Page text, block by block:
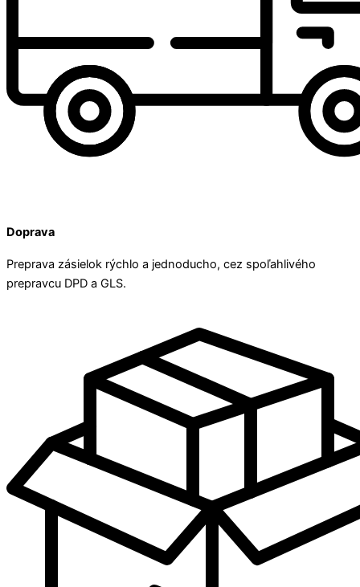
Doprava
Preprava zásielok rýchlo a jednoducho, cez spoľahlivého
prepravcu DPD a GLS.